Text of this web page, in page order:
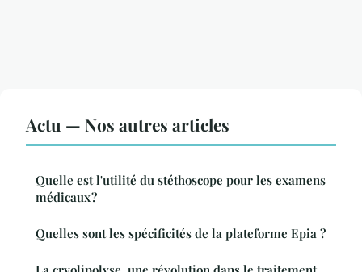
Actu — Nos autres articles
Quelle est l'utilité du stéthoscope pour les examens
médicaux ?
Quelles sont les spécificités de la plateforme Epia ?